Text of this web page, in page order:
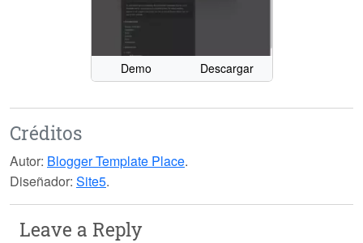
Demo Descargar
Créditos
Autor: Blogger Template Place.
Diseñador: Site5.
Leave a Reply